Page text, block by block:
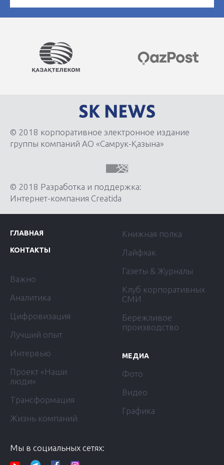
© 2018 корпоративное электронное издание
группы компаний АО «Самрук-Қазына»
© 2018 Разработка и поддержка:
Интернет-компания Creatida
ГЛАВНАЯ
КОНТАКТЫ
Важно
Аналитика
Цифровизация
Лучший опыт
Интервью
Проект «Наши
люди»
Трансформация
Жизнь компаний
Книжная полка
Лайфхак
Газеты & Журналы
Клуб корпоративных
СМИ
Бережливое
производство
МЕДИА
Фото
Видео
Графика
Мы в социальных сетях: